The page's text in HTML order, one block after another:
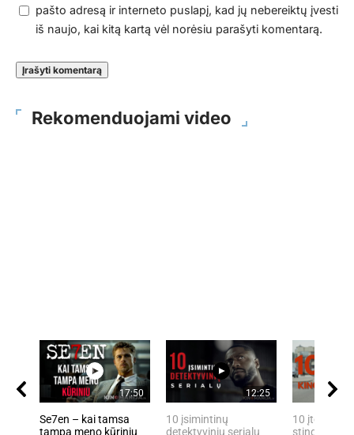
pašto adresą ir interneto puslapį, kad jų nebereiktų įvesti
iš naujo, kai kitą kartą vėl norėsiu parašyti komentarą.
Rekomenduojami video
17:50
Se7en – kai tamsa
tampa meno kūriniu
12:25
10 įsimintinų
detektyvinių serialų
10 įtemptų,
stingdančių